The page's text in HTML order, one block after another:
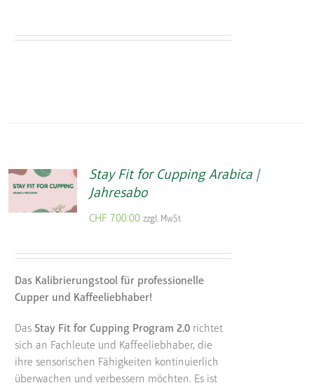
Stay Fit for Cupping Arabica |
Jahresabo
CHF 700.00 zzgl. MwSt
Das Kalibrierungstool für professionelle
Cupper und Kaffeeliebhaber!
Das Stay Fit for Cupping Program 2.0richtet
sich an Fachleute und Kaffeeliebhaber, die
ihre sensorischen Fähigkeiten kontinuierlich
überwachen und verbessern möchten. Es ist